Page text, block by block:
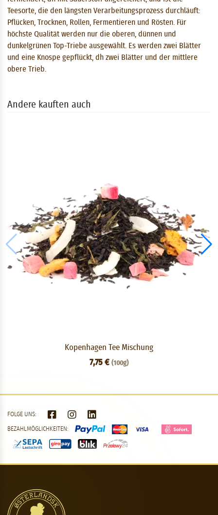
Teesorte, die den längsten Verarbeitungsprozess durchläuft:
Pflücken, Trocknen, Rollen, Fermentieren und Rösten. Für
höchste Qualität werden nur die oberen, dünnen und
dunkelgrünen Top-Triebe ausgewählt. Es werden zwei Blätter
und eine Knospe gepflückt, dh zwei Blätter und der mittlere
obere Trieb.
Andere kauften auch
Kopenhagen Tee Mischung
7,75 € (100g)
FOLGE UNS:
BEZAHLMÖGLICHKEITEN: